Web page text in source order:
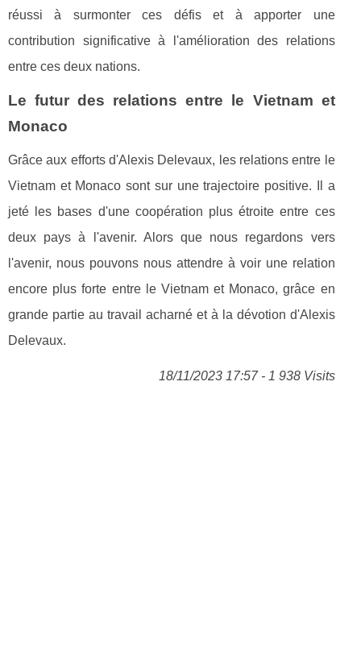
réussi à surmonter ces défis et à apporter une
contribution significative à l'amélioration des relations
entre ces deux nations.
Le futur des relations entre le Vietnam et
Monaco
Grâce aux efforts d'Alexis Delevaux, les relations entre le
Vietnam et Monaco sont sur une trajectoire positive. Il a
jeté les bases d'une coopération plus étroite entre ces
deux pays à l'avenir. Alors que nous regardons vers
l'avenir, nous pouvons nous attendre à voir une relation
encore plus forte entre le Vietnam et Monaco, grâce en
grande partie au travail acharné et à la dévotion d'Alexis
Delevaux.
18/11/2023 17:57 - 1 938 Visits